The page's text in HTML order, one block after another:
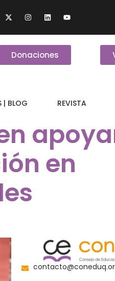
Donaciones
| BLOG REVISTA
en